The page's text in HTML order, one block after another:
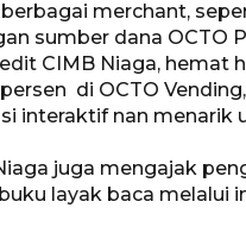
merchant,
sumber dana OCTO
CIMB Niaga, hemat
di OCTO
interaktif nan
juga mengajak
layak baca melalui